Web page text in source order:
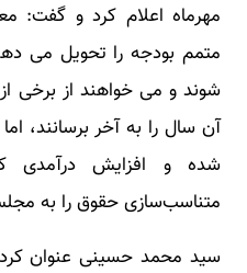
مهرماه اعلام کرد و گفت:
متمم بودجه را تحویل می
شوند و می خواهند از برخی از
آن سال را به آخر برسانند،
شده و افزایش درآمدی
متناسب‌سازی حقوق را به
سید محمد حسینی عنوان